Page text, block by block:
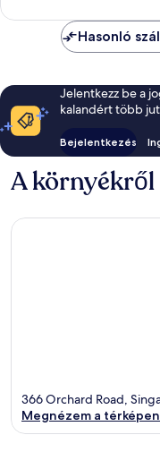
Hasonló
Jelentkezz be a
kalandért több
Bejelentkezés
A környékről
366 Orchard Road,
Megnézem a térképen